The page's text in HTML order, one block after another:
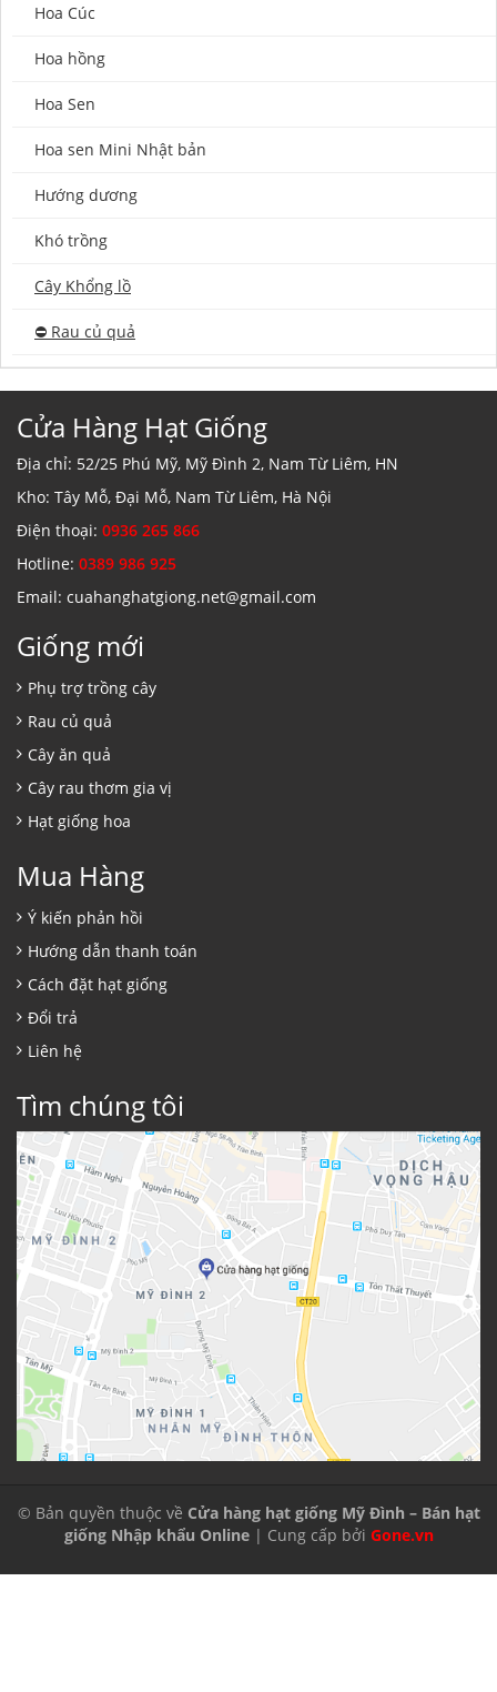
Hoa Cúc
Hoa hồng
Hoa Sen
Hoa sen Mini Nhật bản
Hướng dương
Khó trồng
Cây Khổng lồ
⛔️ Rau củ quả
Cửa Hàng Hạt Giống
Địa chỉ: 52/25 Phú Mỹ, Mỹ Đình 2, Nam Từ Liêm, HN
Kho: Tây Mỗ, Đại Mỗ, Nam Từ Liêm, Hà Nội
Điện thoại: 0936 265 866
Hotline: 0389 986 925
Email: cuahanghatgiong.net@gmail.com
Giống mới
Phụ trợ trồng cây
Rau củ quả
Cây ăn quả
Cây rau thơm gia vị
Hạt giống hoa
Mua Hàng
Ý kiến phản hồi
Hướng dẫn thanh toán
Cách đặt hạt giống
Đổi trả
Liên hệ
Tìm chúng tôi
© Bản quyền thuộc về Cửa hàng hạt giống Mỹ Đình – Bán hạt
giống Nhập khẩu Online| Cung cấp bởi Gone.vn